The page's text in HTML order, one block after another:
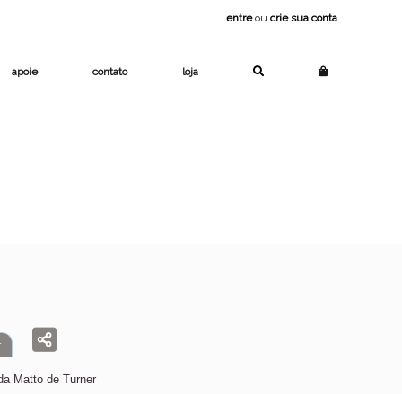
entreou crie sua conta
apoie contato loja
Matto de Turner